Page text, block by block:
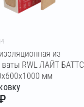
из
ваты RWL ЛАЙТ БАТТС
мм